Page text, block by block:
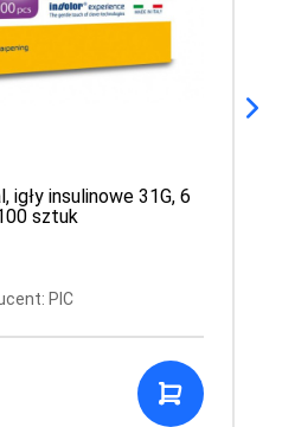
igły insulinowe 31G, 6
sztuk
PIC